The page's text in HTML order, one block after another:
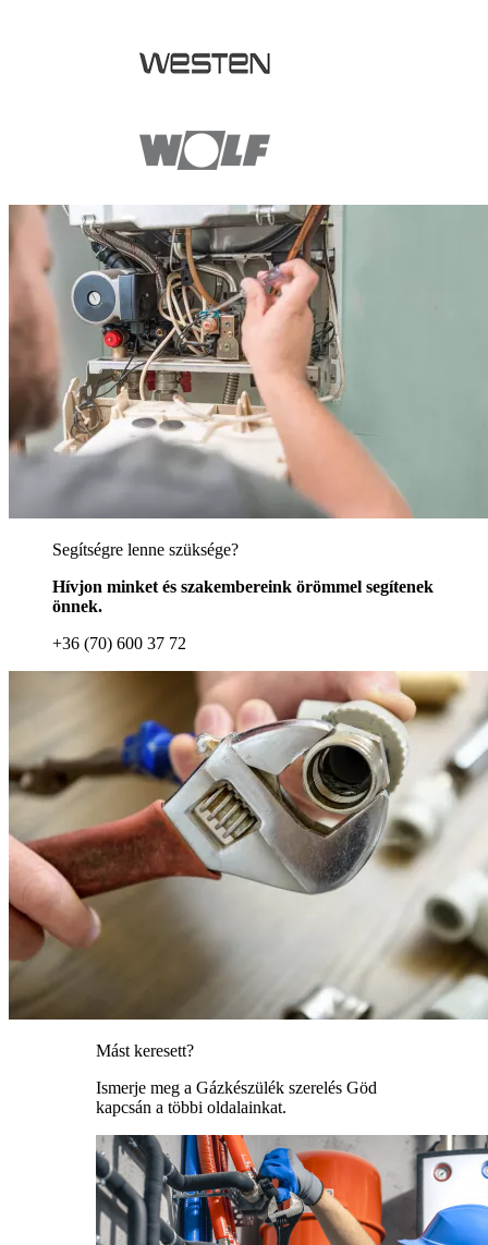
Segítségre lenne szüksége?
Hívjon minket és szakembereink örömmel segítenek
önnek.
+36 (70) 600 37 72
Mást keresett?
Ismerje meg a Gázkészülék szerelés Göd
kapcsán a többi oldalainkat.